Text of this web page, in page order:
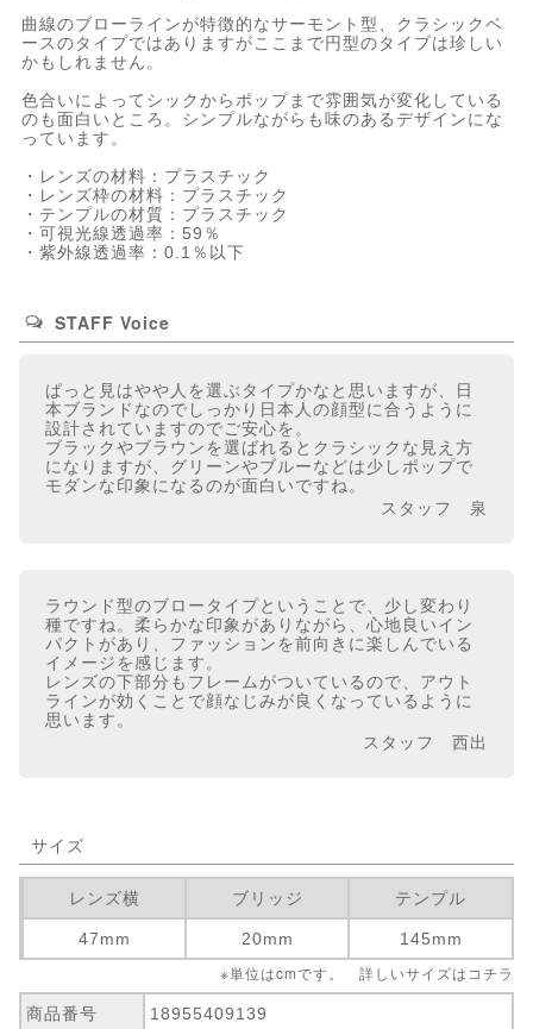
曲線のブローラインが特徴的なサーモント型、クラシックベ
ースのタイプではありますがここまで円型のタイプは珍しい
かもしれません。
色合いによってシックからポップまで雰囲気が変化している
のも面白いところ。シンプルながらも味のあるデザインにな
っています。
・レンズの材料：プラスチック
・レンズ枠の材料：プラスチック
・テンプルの材質：プラスチック
・可視光線透過率：59％
・紫外線透過率：0.1％以下
STAFF Voice
ぱっと見はやや人を選ぶタイプかなと思いますが、日
本ブランドなのでしっかり日本人の顔型に合うように
設計されていますのでご安心を。
ブラックやブラウンを選ばれるとクラシックな見え方
になりますが、グリーンやブルーなどは少しポップで
モダンな印象になるのが面白いですね。
スタッフ 泉
ラウンド型のブロータイプということで、少し変わり
種ですね。柔らかな印象がありながら、心地良いイン
パクトがあり、ファッションを前向きに楽しんでいる
イメージを感じます。
レンズの下部分もフレームがついているので、アウト
ラインが効くことで顔なじみが良くなっているように
思います。
スタッフ 西出
サイズ
レンズ横 ブリッジ テンプル
47mm 20mm 145mm
※単位はcmです。 詳しいサイズは コチラ
商品番号 18955409139